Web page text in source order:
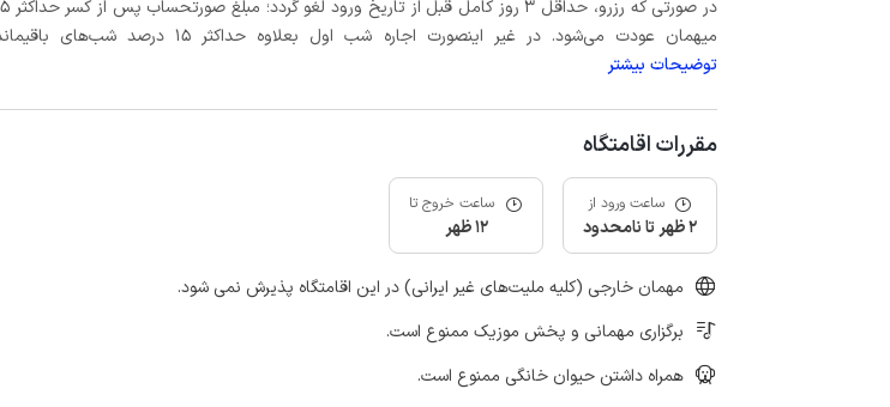
میهمان عودت می‌شود. در غیر اینصورت اجاره شب اول بعلاوه حداکثر 15 درصد شب‌های باقیمانده کسر می‌شود.
توضیحات بیشتر
مقررات اقامتگاه
ساعت ورود از
2 ظهر تا نامحدود
ساعت خروج تا
12 ظهر
مهمان خارجی (کلیه ملیت‌های غیر ایرانی) در این اقامتگاه پذیرش نمی شود.
برگزاری مهمانی و پخش موزیک ممنوع است.
همراه داشتن حیوان خانگی ممنوع است.